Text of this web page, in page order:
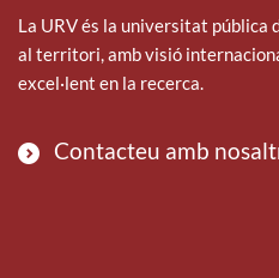
La URV és la universitat pública
al territori, amb visió
excel·lent en la recerca.
Contacteu amb